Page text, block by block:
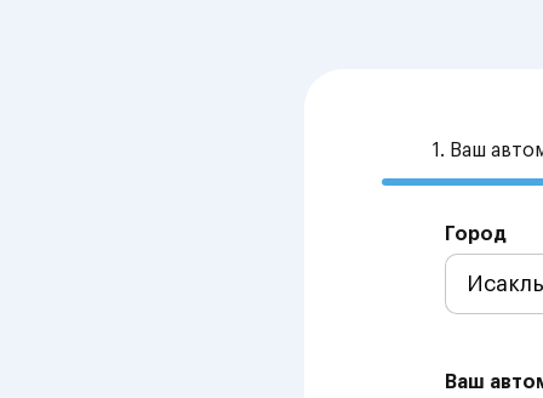
1. Ваш
Город
Ваш